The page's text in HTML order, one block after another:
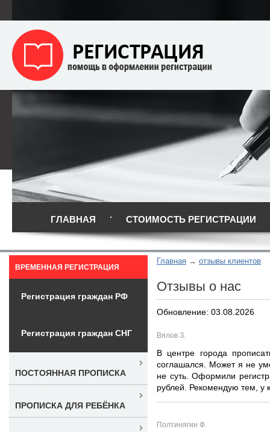
ГЛАВНАЯ СТОИМОСТЬ РЕГИСТРАЦИИ
Главная отзывы клиентов
Отзывы о нас
Обновление: 03.08.2026
Вялов З.
В центре города
соглашался. Может я не
не суть. Оформили
рублей. Рекомендую тем, у
Полтинягин Ф.
ВРЕМЕННАЯ РЕГИСТРАЦИЯ
Регистрация граждан РФ
Регистрация граждан СНГ
ПОСТОЯННАЯ ПРОПИСКА
ПРОПИСКА ДЛЯ РЕБЁНКА